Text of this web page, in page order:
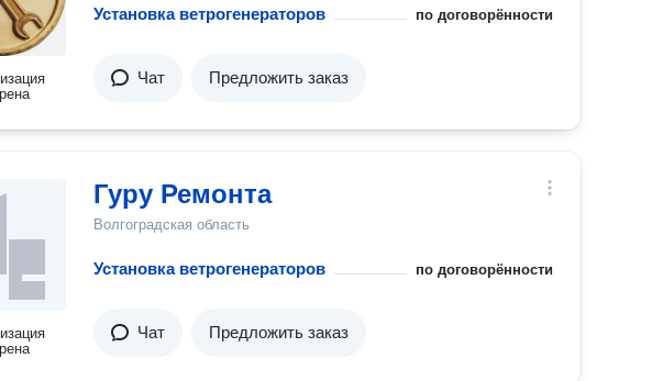
Установка ветрогенераторов по договорённости
Чат Предложить заказ
Гуру Ремонта
Волгоградская область
Установка ветрогенераторов по договорённости
Чат Предложить заказ